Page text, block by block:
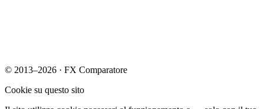
© 2013–2026 · FX Comparatore
Cookie su questo sito